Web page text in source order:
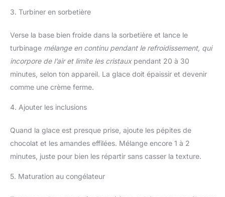
3. Turbiner en sorbetière
Verse la base bien froide dans la sorbetière et lance le
turbinage mélange en continu pendant le refroidissement, qui
incorpore de l’air et limite les cristauxpendant 20 à 30
minutes, selon ton appareil. La glace doit épaissir et devenir
comme une crème ferme.
4. Ajouter les inclusions
Quand la glace est presque prise, ajoute les pépites de
chocolat et les amandes effilées. Mélange encore 1 à 2
minutes, juste pour bien les répartir sans casser la texture.
5. Maturation au congélateur